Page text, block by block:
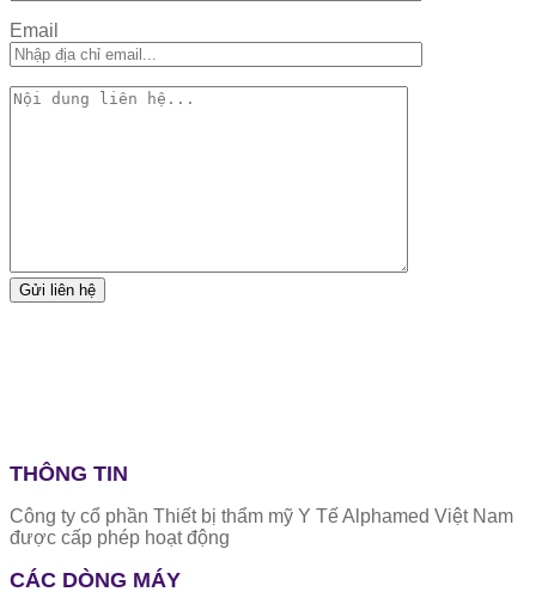
Email
THÔNG TIN
Công ty cổ phần Thiết bị thẩm mỹ Y Tế Alphamed Việt Nam
được cấp phép hoạt động
CÁC DÒNG MÁY